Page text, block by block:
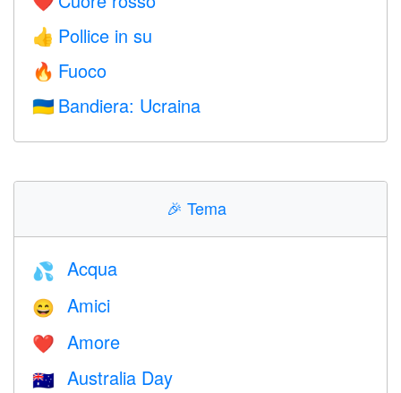
👍 Pollice in su
🔥 Fuoco
🇺🇦 Bandiera: Ucraina
🎉 Tema
💦 Acqua
😄 Amici
❤️️ Amore
🇦🇺 Australia Day